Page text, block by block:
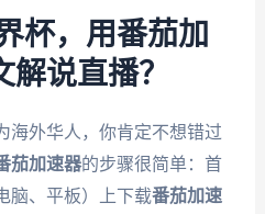
杯，用番茄加
说直播？
海外华人，你肯定不想错过
茄加速器的步骤很简单：首
脑、平板）上下载番茄加速